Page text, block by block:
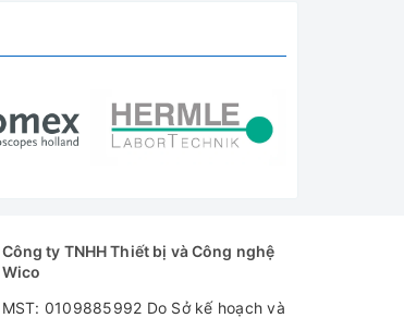
Công ty TNHH Thiết bị và Công nghệ
Wico
MST: 0109885992 Do Sở kế hoạch và